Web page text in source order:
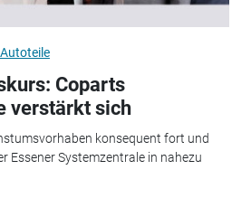
Coparts
verstärkt sich
konsequent fort und
Essener Systemzentrale in nahezu